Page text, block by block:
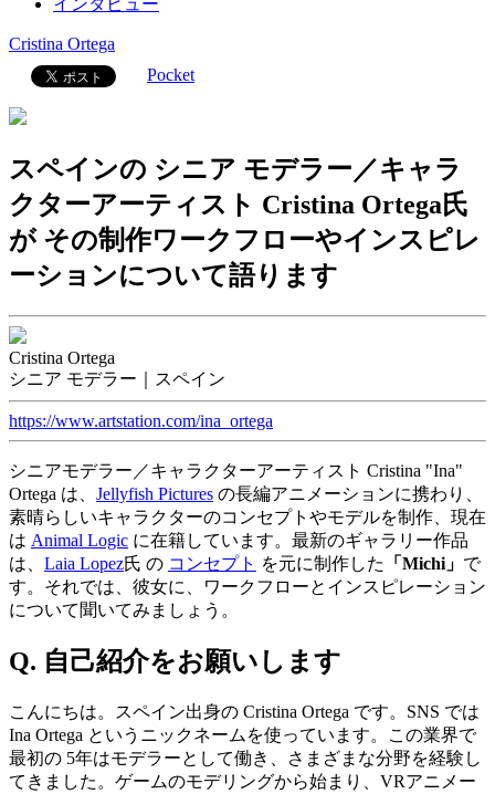
Cristina Ortega
Pocket
スペインの シニア モデラー／キャラ
クターアーティスト Cristina Ortega氏
が その制作ワークフローやインスピレ
ーションについて語ります
Cristina Ortega
シニア モデラー｜スペイン
https://www.artstation.com/ina_ortega
シニアモデラー／キャラクターアーティスト Cristina "Ina"
Ortega は、 Jellyfish Pictures の長編アニメーションに携わり、
素晴らしいキャラクターのコンセプトやモデルを制作、現在
は Animal Logic に在籍しています。最新のギャラリー作品
は、 Laia Lopez氏 の コンセプト を元に制作した 「Michi」 で
す。それでは、彼女に、ワークフローとインスピレーション
について聞いてみましょう。
Q. 自己紹介をお願いします
こんにちは。スペイン出身の Cristina Ortega です。SNS では
Ina Ortega というニックネームを使っています。この業界で
最初の 5年はモデラーとして働き、さまざまな分野を経験し
てきました。ゲームのモデリングから始まり、VRアニメー